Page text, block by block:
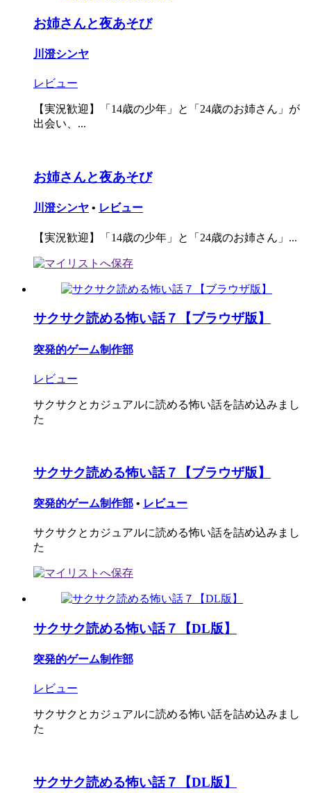
お姉さんと夜あそび
川澄シンヤ
レビュー
【実況歓迎】「14歳の少年」と「24歳のお姉さん」が
出会い、...
お姉さんと夜あそび
川澄シンヤ • レビュー
【実況歓迎】「14歳の少年」と「24歳のお姉さん」...
サクサク読める怖い話７【ブラウザ版】
突発的ゲーム制作部
レビュー
サクサクとカジュアルに読める怖い話を詰め込みまし
た
サクサク読める怖い話７【ブラウザ版】
突発的ゲーム制作部 • レビュー
サクサクとカジュアルに読める怖い話を詰め込みまし
た
サクサク読める怖い話７【DL版】
突発的ゲーム制作部
レビュー
サクサクとカジュアルに読める怖い話を詰め込みまし
た
サクサク読める怖い話７【DL版】